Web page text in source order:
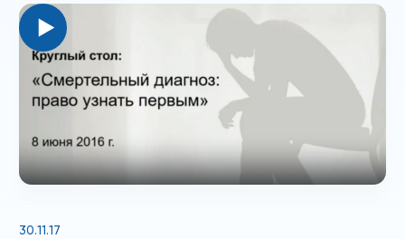
30.11.17